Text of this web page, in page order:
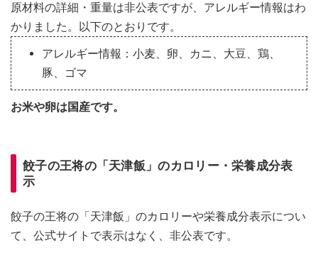
原材料の詳細・重量は非公表ですが、アレルギー情報はわ
かりました。以下のとおりです。
アレルギー情報：小麦、卵、カニ、大豆、鶏、
豚、ゴマ
お米や卵は国産です。
餃子の王将の「天津飯」のカロリー・栄養成分表
示
餃子の王将の「天津飯」のカロリーや栄養成分表示につい
て、公式サイトで表示はなく、非公表です。